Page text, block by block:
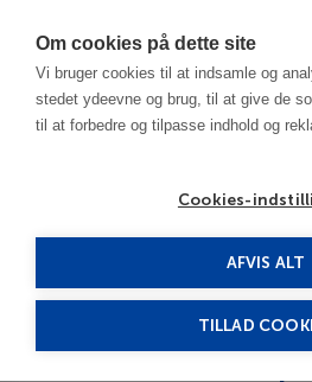
Om cookies på dette site
Vi bruger cookies til at indsamle og
stedet ydeevne og brug, til at give de
til at forbedre og tilpasse indhold og
Cookies-
AFVIS ALT
TILLAD
Kyustendil
Strimon Garden Spa Hotel